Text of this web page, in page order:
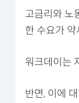
고금리와 노
한 수요가
워크데이는
반면, 이에